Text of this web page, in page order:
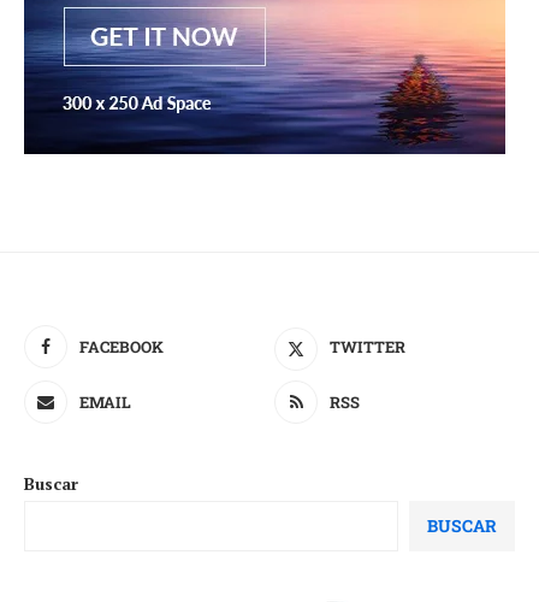
FACEBOOK TWITTER
EMAIL RSS
Buscar
BUSCAR